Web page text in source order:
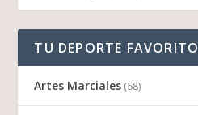
TU DEPORTE FAVORITO
Artes Marciales (68)